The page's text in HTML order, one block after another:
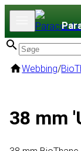
Webbing/
38 mm